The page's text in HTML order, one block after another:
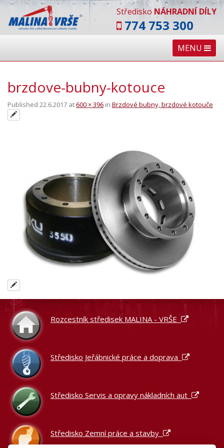
Středisko NÁHRADNÍ DÍLY
774 753 300
MENU
brzdove-bubny-kotouce
Published 22.6.2017 at600 × 396 in Brzdové bubny, brzdové kotouče
Rozcestník středisek MALINA - VRŠE
Středisko Jeřábnické práce a doprava
Středisko Servis a opravy nákladních aut
Středisko Zemní práce a stavby